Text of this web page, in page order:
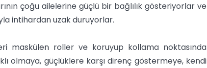
çoğu ailelerine güçlü bir bağlılık gösteriyorlar ve
intihardan uzak duruyorlar.
maskülen roller ve koruyup kollama noktasında
olmaya, güçlüklere karşı direnç göstermeye, kendi